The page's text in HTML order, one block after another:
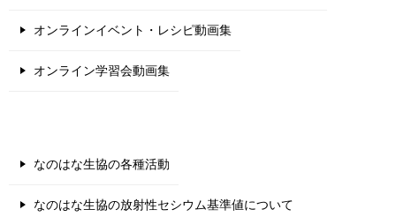
オンラインイベント・レシピ動画集
オンライン学習会動画集
なのはな生協の各種活動
なのはな生協の放射性セシウム基準値について